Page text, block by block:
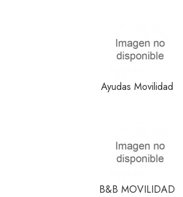
Ayudas Movilidad
B&B MOVILIDAD